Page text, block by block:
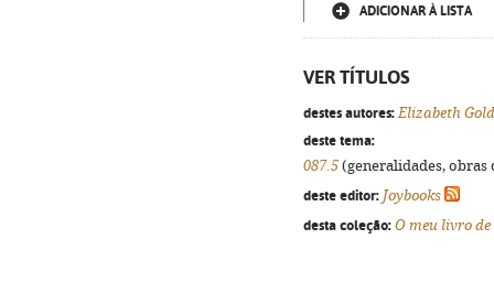
ADICIONAR À LISTA
VER TÍTULOS
destes autores: Elizabeth
deste tema:
087.5 (generalidades,
deste editor: Joybooks
desta coleção: O meu livro de